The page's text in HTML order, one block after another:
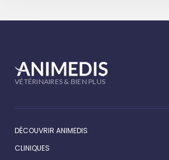
VÉTÉRINAIRES & BIEN PLUS
DÉCOUVRIR ANIMEDIS
CLINIQUES